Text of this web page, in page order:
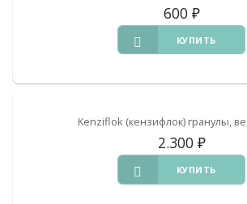
600 ₽
КУПИТЬ
Kenziflok (кензифлок) гранулы,
2.300 ₽
КУПИТЬ